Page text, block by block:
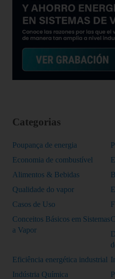
Categorias
Poupança de energia
Economia de combustível
Alimentos & Bebidas
Qualidade do vapor
Casos de Uso
Conceitos Básicos em Sistemas
a Vapor
Eficiência energética industrial
Indústria Química